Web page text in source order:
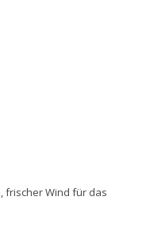
frischer Wind für das